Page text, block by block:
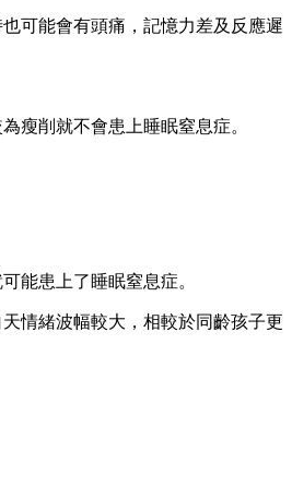
可能會有頭痛，記憶力差及反應遲
瘦削就不會患上睡眠窒息症。
能患上了睡眠窒息症。
情緒波幅較大，相較於同齡孩子更